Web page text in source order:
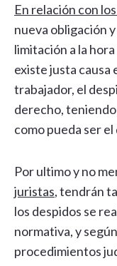
En relación con
nueva obligación
limitación a la
existe justa causa
trabajador, el
derecho,
como pueda ser
Por ultimo y no
juristas, tendrán
los despidos se
normativa, y
procedimientos